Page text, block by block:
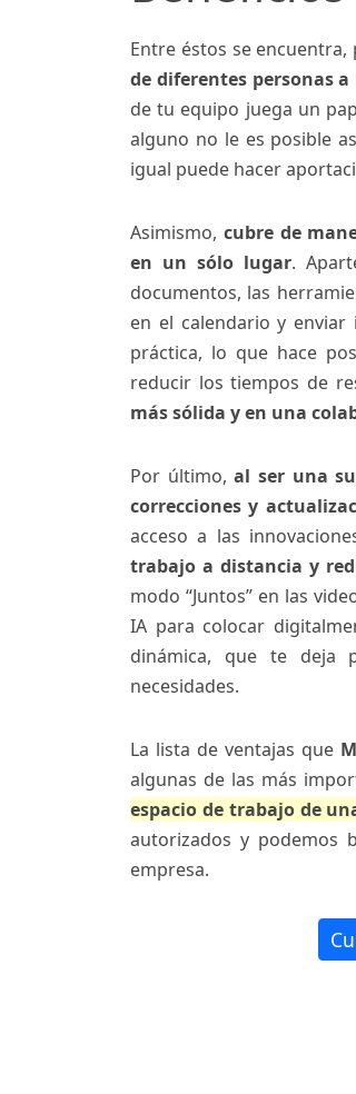
Entre éstos se
de diferentes personas
de tu equipo juega un
alguno no le es posible
igual puede hacer
Asimismo, cubre de
en un sólo lugar.
documentos, las
en el calendario y enviar
práctica, lo que hace
reducir los tiempos de
más sólida y en una
Por último,al ser una
correcciones y
acceso a las
trabajo a distancia y
modo “Juntos” en las
IA para colocar
dinámica, que te deja
necesidades.
La lista de ventajas que
algunas de las más
espacio de trabajo de
autorizados y podemos
empresa.